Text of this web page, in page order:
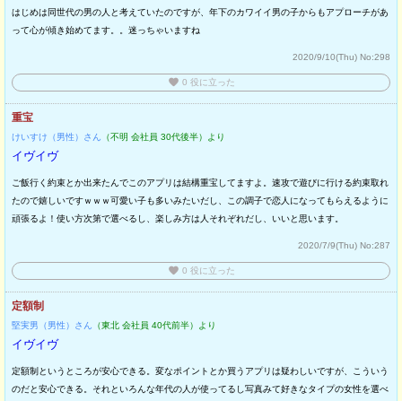
はじめは同世代の男の人と考えていたのですが、年下のカワイイ男の子からもアプローチがあ
って心が傾き始めてます。。迷っちゃいますね
2020/9/10(Thu) No:298
favorite 0 役に立った
重宝
けいすけ（男性）さん （不明 会社員 30代後半）より
イヴイヴ
ご飯行く約束とか出来たんでこのアプリは結構重宝してますよ。速攻で遊びに行ける約束取れ
たので嬉しいですｗｗｗ可愛い子も多いみたいだし、この調子で恋人になってもらえるように
頑張るよ！使い方次第で選べるし、楽しみ方は人それぞれだし、いいと思います。
2020/7/9(Thu) No:287
favorite 0 役に立った
定額制
堅実男（男性）さん （東北 会社員 40代前半）より
イヴイヴ
定額制というところが安心できる。変なポイントとか買うアプリは疑わしいですが、こういう
のだと安心できる。それといろんな年代の人が使ってるし写真みて好きなタイプの女性を選べ